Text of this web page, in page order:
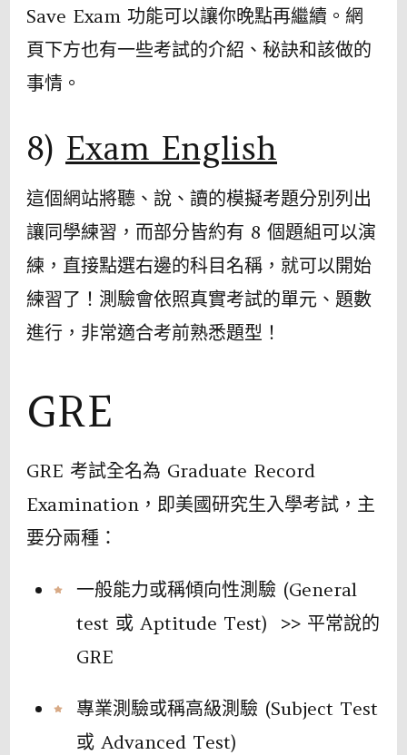
Save Exam 功能可以讓你晚點再繼續。網
頁下方也有一些考試的介紹、秘訣和該做的
事情。
8) Exam English
這個網站將聽、說、讀的模擬考題分別列出
讓同學練習，而部分皆約有 8 個題組可以演
練，直接點選右邊的科目名稱，就可以開始
練習了！測驗會依照真實考試的單元、題數
進行，非常適合考前熟悉題型！
GRE
GRE 考試全名為 Graduate Record
Examination，即美國研究⽣入學考試，主
要分兩種：
⼀般能⼒或稱傾向性測驗 (General
test 或 Aptitude Test) >> 平常說的
GRE
專業測驗或稱⾼級測驗 (Subject Test
或 Advanced Test)